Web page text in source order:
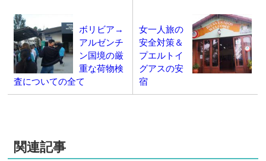
ボリビア→
アルゼンチ
ン国境の厳
重な荷物検
査についての全て
女一人旅の
安全対策＆
プエルトイ
グアスの安
宿
関連記事